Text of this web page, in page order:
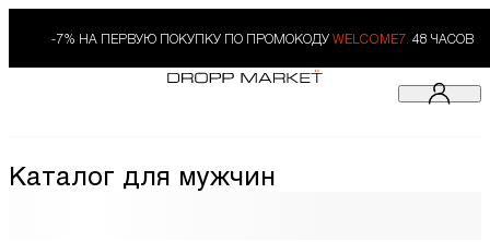
-7% НА ПЕРВУЮ ПОКУПКУ ПО ПРОМОКОДУ WELCOME7. 48 ЧАСОВ
Каталог для мужчин